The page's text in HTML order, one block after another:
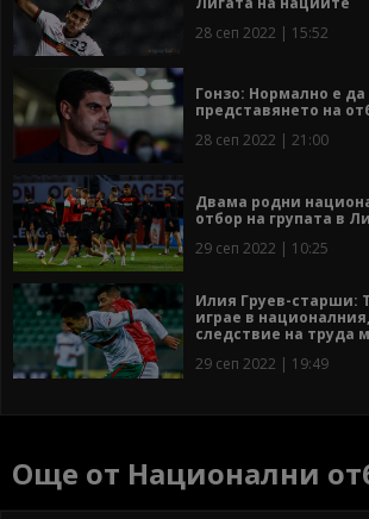
28 сеп 2022 | 15:52
Гонзо: Нормално е
представянето на
28 сеп 2022 | 21:00
Двама родни
отбор на групата в
29 сеп 2022 | 10:25
Илия Груев-старши:
играе в
следствие на труда
29 сеп 2022 | 19:49
Още от Национални